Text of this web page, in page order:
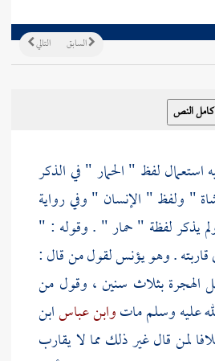
التالي السابق
استعمال لفظ " الحمار " في الذكر
" ولفظ " الإنسان " وفي رواية
يذكر لفظة " حمار " . وقوله : "
. وهو يؤنس لقول من قال :
الهجرة بثلاث سنين ، وقول من
عليه وسلم ماتوابن عباسابن
لمن قال غير ذلك مما لا يقارب